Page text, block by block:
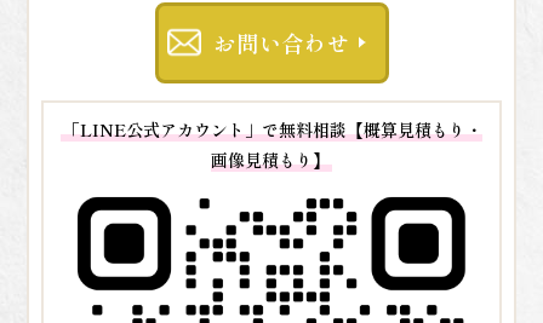
お問い合わせ
「LINE公式アカウント」で無料相談【概算見積もり・
画像見積もり】